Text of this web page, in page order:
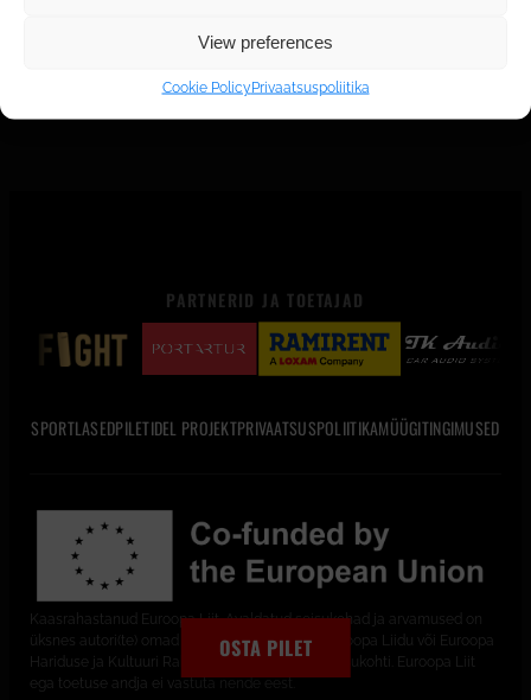
View preferences
Cookie PolicyPrivaatsuspoliitika
OSTA PILET
PARTNERID JA TOETAJAD
SPORTLASEDPILETIDEL PROJEKTPRIVAATSUSPOLIITIKAMÜÜGITINGIMUSED
Kaasrahastanud Euroopa Liit. Avaldatud seisukohad ja arvamused on
üksnes autori(te) omad ega pruugi kajastada Euroopa Liidu või Euroopa
Hariduse ja Kultuuri Rakendusameti (EACEA) seisukohti. Euroopa Liit
ega toetuse andja ei vastuta nende eest.